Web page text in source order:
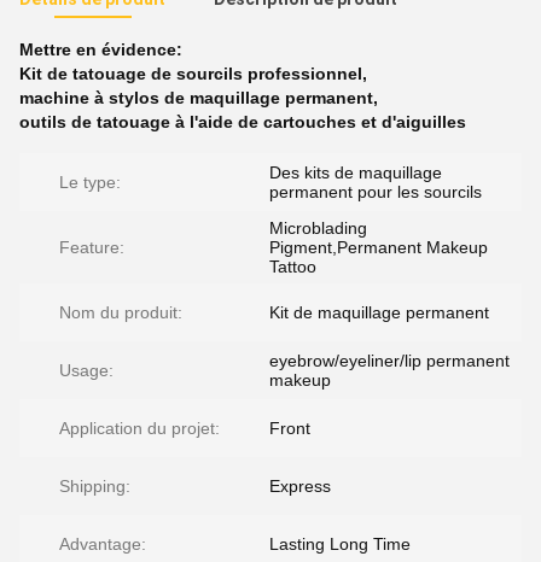
Mettre en évidence:
Kit de tatouage de sourcils professionnel,
machine à stylos de maquillage permanent,
outils de tatouage à l'aide de cartouches et d'aiguilles
Le type:
Des kits de maquillage
permanent pour les sourcils
Feature:
Microblading
Pigment,Permanent Makeup
Tattoo
Nom du produit: Kit de maquillage permanent
Usage:
eyebrow/eyeliner/lip permanent
makeup
Application du projet: Front
Shipping: Express
Advantage: Lasting Long Time